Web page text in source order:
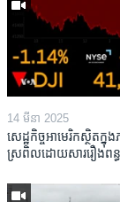
14 មីនា 2025
សេដ្ឋកិច្ច​អាមេរិក​ស្ថិត​ក្នុ
ស្រពិល​ដោយសារ​រឿង​ព